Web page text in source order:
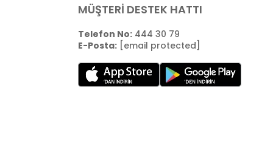
MÜŞTERİ DESTEK HATTI
Telefon No:444 30 79
E-Posta: [email protected]